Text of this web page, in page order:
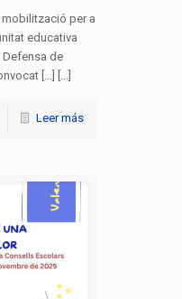
per a
educativa
Defensa de
[…] [...]
Leer más